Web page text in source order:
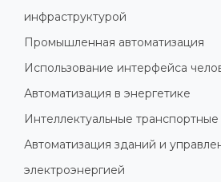
инфраструктурой
Промышленная автоматизация
Использование интерфейса
Автоматизация в энергетике
Интеллектуальные
Автоматизация зданий и
электроэнергией